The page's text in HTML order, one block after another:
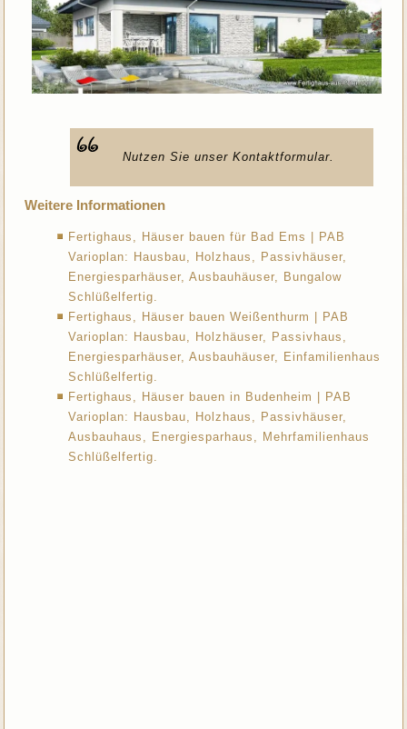
Nutzen Sie unser Kontaktformular.
Weitere Informationen
Fertighaus, Häuser bauen für Bad Ems | PAB
Varioplan: Hausbau, Holzhaus, Passivhäuser,
Energiesparhäuser, Ausbauhäuser, Bungalow
Schlüßelfertig.
Fertighaus, Häuser bauen Weißenthurm | PAB
Varioplan: Hausbau, Holzhäuser, Passivhaus,
Energiesparhäuser, Ausbauhäuser, Einfamilienhaus
Schlüßelfertig.
Fertighaus, Häuser bauen in Budenheim | PAB
Varioplan: Hausbau, Holzhaus, Passivhäuser,
Ausbauhaus, Energiesparhaus, Mehrfamilienhaus
Schlüßelfertig.